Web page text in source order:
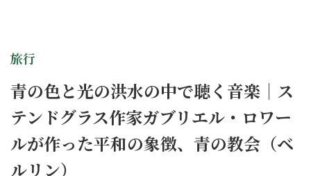
旅行
青の色と光の洪水の中で聴く音楽｜ス
テンドグラス作家ガブリエル・ロワー
ルが作った平和の象徴、青の教会（ベ
ルリン）